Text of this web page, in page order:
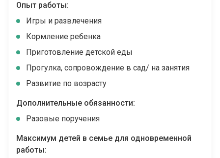
Опыт работы:
Игры и развлечения
Кормление ребенка
Приготовление детской еды
Прогулка, сопровождение в сад/ на занятия
Развитие по возрасту
Дополнительные обязанности:
Разовые поручения
Максимум детей в семье для одновременной
работы: